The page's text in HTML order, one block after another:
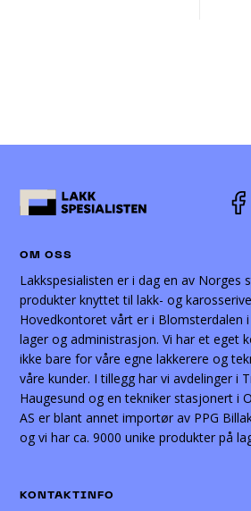
på
OM OSS
Lakkspesialisten er i dag en av Norges
produkter knyttet til lakk- og
Hovedkontoret vårt er i Blomsterdalen
lager og administrasjon. Vi har et eget
ikke bare for våre egne lakkerere og
våre kunder. I tillegg har vi avdelinger i
Haugesund og en tekniker stasjonert i
AS er blant annet importør av PPG
og vi har ca. 9000 unike produkter på
KONTAKTINFO